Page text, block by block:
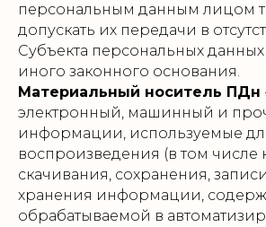
персональным данным лицом
допускать их передачи в
Субъекта персональных
иного законного основания.
Материальный носитель ПДн
электронный, машинный и
информации, используемые
воспроизведения (в том числе
скачивания, сохранения,
хранения информации,
обрабатываемой в